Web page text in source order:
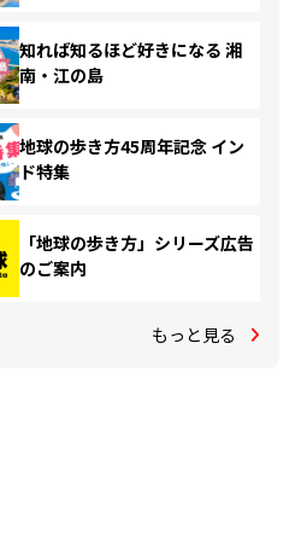
知れば知るほど好きになる 湘
南・江の島
地球の歩き方45周年記念 イン
ド特集
「地球の歩き方」シリーズ広告
のご案内
もっと見る